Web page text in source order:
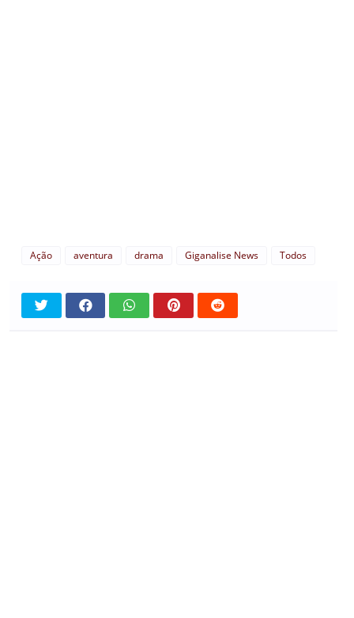
Ação aventura drama Giganalise News Todos